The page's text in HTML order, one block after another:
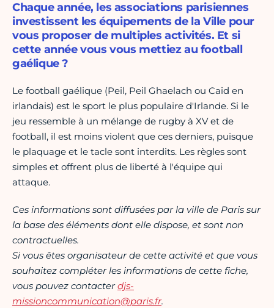
Chaque année, les associations parisiennes
investissent les équipements de la Ville pour
vous proposer de multiples activités. Et si
cette année vous vous mettiez au football
gaélique ?
Le football gaélique (Peil, Peil Ghaelach ou Caid en
irlandais) est le sport le plus populaire d'Irlande. Si le
jeu ressemble à un mélange de rugby à XV et de
football, il est moins violent que ces derniers, puisque
le plaquage et le tacle sont interdits. Les règles sont
simples et offrent plus de liberté à l'équipe qui
attaque.
Ces informations sont diffusées par la ville de Paris sur
la base des éléments dont elle dispose, et sont non
contractuelles.
Si vous êtes organisateur de cette activité et que vous
souhaitez compléter les informations de cette fiche,
vous pouvez contacterdjs-
missioncommunication@paris.fr.